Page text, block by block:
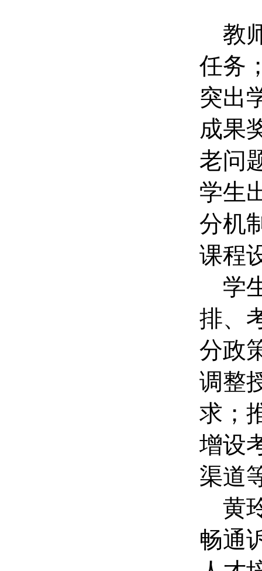
教
任务
突出
成果
老问
学生
分机
课程
学
排、
分政
调整
求 ；
增设
渠道
黄
畅通